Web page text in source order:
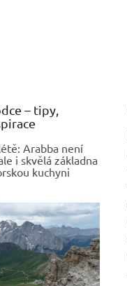
– tipy,
Arabba není
i skvělá základna
kuchyni